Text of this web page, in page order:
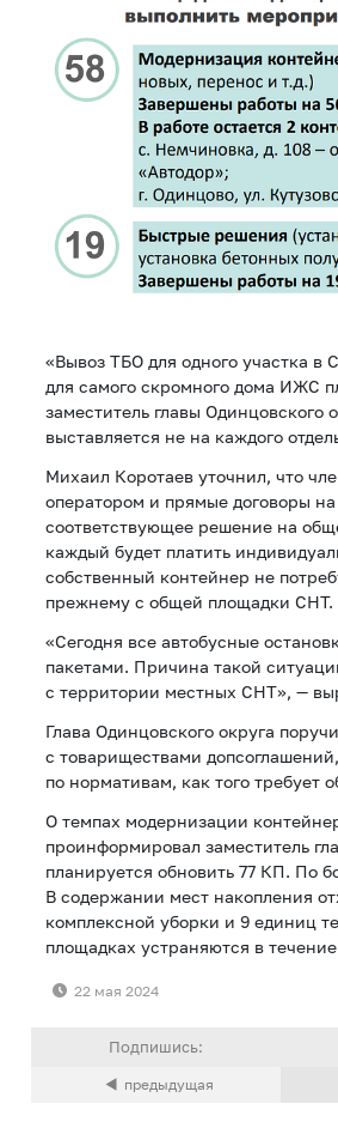
«Вывоз ТБО для одного участка
для самого скромного дома ИЖС
заместитель главы
выставляется не на каждого
Михаил Коротаев уточнил, что
оператором и прямые договоры
соответствующее решение на
каждый будет платить
собственный контейнер не
прежнему с общей площадки СНТ.
«Сегодня все автобусные
пакетами. Причина такой
с территории местных СНТ», —
Глава Одинцовского округа
с товариществами
по нормативам, как того требует
О темпах модернизации
проинформировал заместитель
планируется обновить 77 КП. По
В содержании мест накопления
комплексной уборки и 9 единиц
площадках устраняются в
22 мая 2024